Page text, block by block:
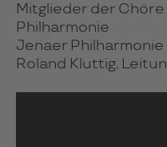
Mitglieder der
Philharmonie
Jenaer Philharmonie
Roland Kluttig,